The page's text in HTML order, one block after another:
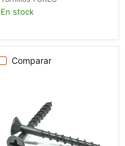
En stock
Comparar